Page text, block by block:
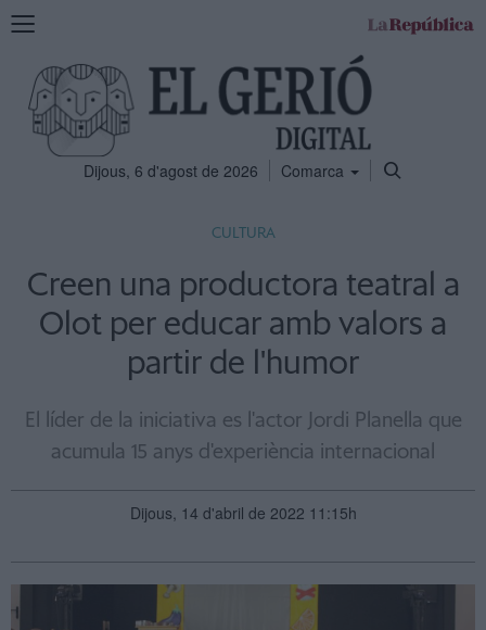
Mostra
navegació
Dijous, 6 d'agost de 2026 Comarca
CULTURA
Creen una productora teatral a
Olot per educar amb valors a
partir de l'humor
El líder de la iniciativa es l'actor Jordi Planella que
acumula 15 anys d'experiència internacional
Dijous, 14 d'abril de 2022 11:15h